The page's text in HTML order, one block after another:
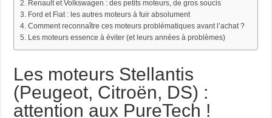
Renault et Volkswagen : des petits moteurs, de gros soucis
Ford et Fiat : les autres moteurs à fuir absolument
Comment reconnaître ces moteurs problématiques avant l’achat ?
Les moteurs essence à éviter (et leurs années à problèmes)
Les moteurs Stellantis
(Peugeot, Citroën, DS) :
attention aux PureTech !